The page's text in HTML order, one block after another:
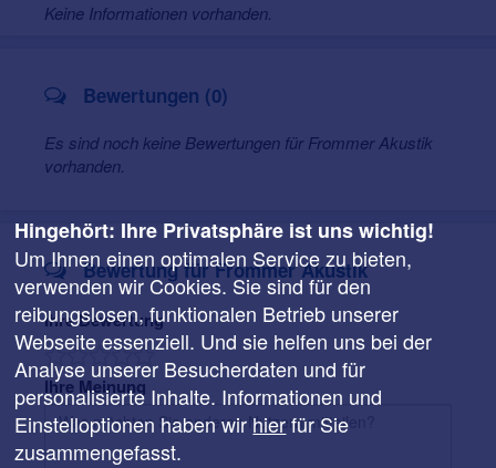
Keine Informationen vorhanden.
Bewertungen (0)
Es sind noch keine Bewertungen für Frommer Akustik
vorhanden.
Bewertung für Frommer Akustik
Ihre Bewertung
Ihre Meinung
Hingehört: Ihre Privatsphäre ist uns wichtig!
Um Ihnen einen optimalen Service zu bieten,
verwenden wir Cookies. Sie sind für den
reibungslosen, funktionalen Betrieb unserer
Webseite essenziell. Und sie helfen uns bei der
Analyse unserer Besucherdaten und für
personalisierte Inhalte. Informationen und
Einstelloptionen haben wir hierfür Sie
zusammengefasst.